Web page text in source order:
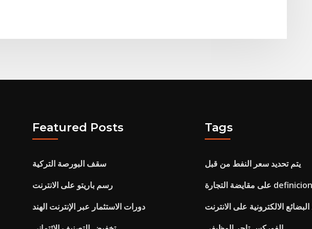
Featured Posts
سقف البورصة التركية
رسم باريتو على الانترنت
دورات الاستثمار عبر الإنترنت الهند
Tags
يتم تحديد سعر النفط من قبل
على مقايضة التجارة definicion
البضائع الالكترونية على الانترنت